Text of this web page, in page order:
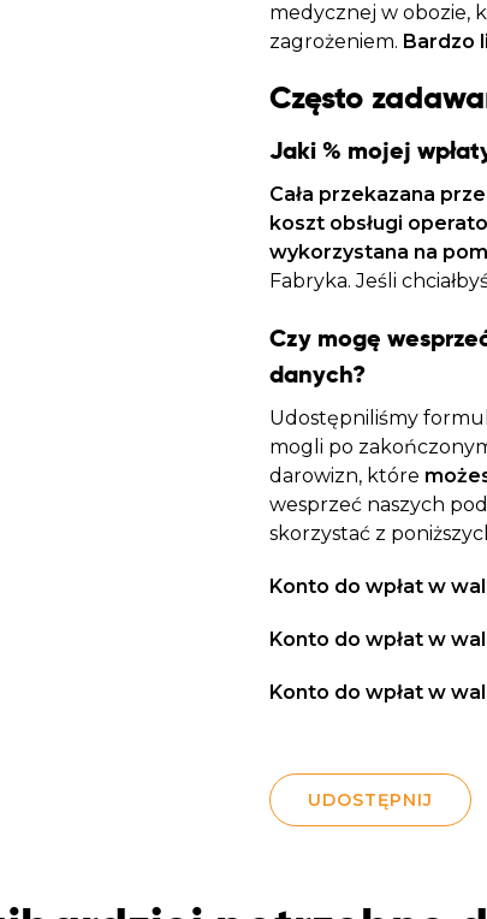
medycznej w obozie,
zagrożeniem. Bardzo
Często
Jaki % mojej
Cała przekazana
koszt obsługi
wykorzystana na
Fabryka. Jeśli
Czy mogę
danych?
Udostępniliśmy
mogli po
darowizn, które
wesprzeć naszych
skorzystać z
Konto do wpłat w
Konto do wpłat w
Konto do wpłat w
UDOSTĘPNIJ